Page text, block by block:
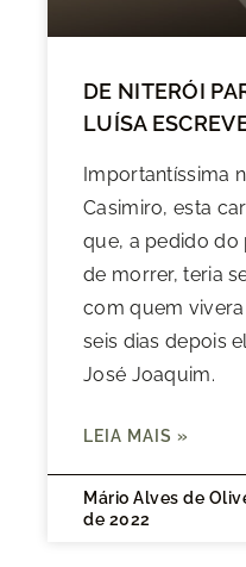
DE NITERÓI
LUÍSA
Importantíssima
Casimiro, esta
que, a pedido do
de morrer, teria
com quem
seis dias depois
José Joaquim.
LEIA MAIS »
Mário Alves de
de 2022